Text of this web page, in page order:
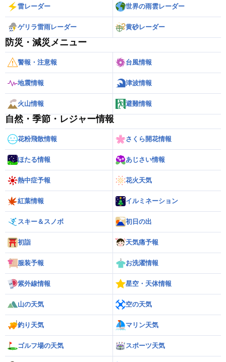
雷レーダー 世界の雨雲レーダー
ゲリラ雷雨レーダー 黄砂レーダー
防災・減災メニュー
警報・注意報 台風情報
地震情報 津波情報
火山情報 避難情報
自然・季節・レジャー情報
花粉飛散情報 さくら開花情報
ほたる情報 あじさい情報
熱中症予報 花火天気
紅葉情報 イルミネーション
スキー＆スノボ 初日の出
初詣 天気痛予報
服装予報 お洗濯情報
紫外線情報 星空・天体情報
山の天気 空の天気
釣り天気 マリン天気
ゴルフ場の天気 スポーツ天気